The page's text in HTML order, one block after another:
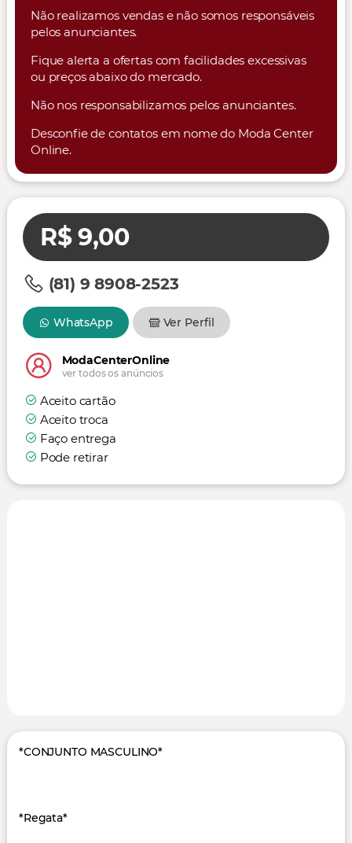
Não realizamos vendas e não somos responsáveis
pelos anunciantes.
Fique alerta a ofertas com facilidades excessivas
ou preços abaixo do mercado.
Não nos responsabilizamos pelos anunciantes.
Desconfie de contatos em nome do Moda Center
Online.
R$ 9,00
(81) 9 8908-2523
WhatsApp Ver Perfil
ModaCenterOnline
ver todos os anúncios
Aceito cartão
Aceito troca
Faço entrega
Pode retirar
*CONJUNTO MASCULINO*
*Regata*